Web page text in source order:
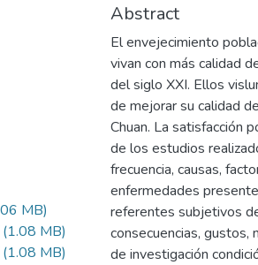
MB)
(1.08 MB)
(1.08 MB)
Abstract
El envejecimiento
vivan con más calidad
del siglo XXI. Ellos
de mejorar su calidad
Chuan. La satisfacción
de los estudios
frecuencia, causas,
enfermedades
referentes subjetivos
consecuencias, gustos,
de investigación